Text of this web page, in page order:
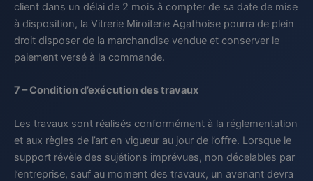
client dans un délai de 2 mois à compter de sa date de mise
à disposition, la Vitrerie Miroiterie Agathoise pourra de plein
droit disposer de la marchandise vendue et conserver le
paiement versé à la commande.
7 – Condition d’exécution des travaux
Les travaux sont réalisés conformément à la réglementation
et aux règles de l’art en vigueur au jour de l’offre. Lorsque le
support révèle des sujétions imprévues, non décelables par
l’entreprise, sauf au moment des travaux, un avenant devra